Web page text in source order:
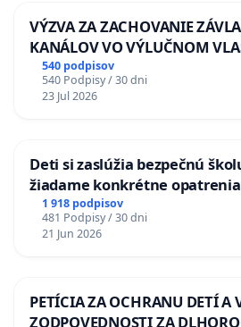
VÝZVA ZA ZACHOVANIE
KANÁLOV VO VÝLUČNOM
KONTROLOU SLOVENSKEJ
na riešenie zanedbaného
odvodňovacích kanálov na
540 podpisov
540 Podpisy / 30 dni
23 Jul 2026
Deti si zaslúžia bezpečnú
žiadame konkrétne
situácie v školstve
1 918 podpisov
481 Podpisy / 30 dni
21 Jun 2026
PETÍCIA ZA OCHRANU DETÍ A
ZODPOVEDNOSTI ZA